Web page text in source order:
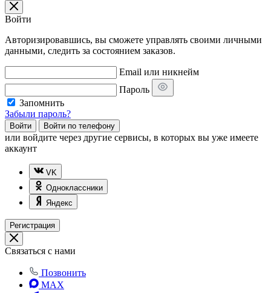
Войти
Авторизировавшись, вы сможете управлять своими личными
данными, следить за состоянием заказов.
Email или никнейм
Пароль
Запомнить
Забыли пароль?
Войти Войти по телефону
или войдите через другие сервисы, в которых вы уже имеете
аккаунт
VK
Одноклассники
Яндекс
Регистрация
Связаться с нами
Позвонить
MAX